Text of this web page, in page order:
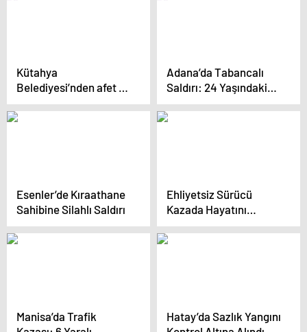
Kütahya
Belediyesi’nden afet ve
sıfır atık eğitimleri
Adana’da Tabancalı
Saldırı: 24 Yaşındaki
Mehmet Polat Hayatını
Kaybetti
Esenler’de Kıraathane
Sahibine Silahlı Saldırı
Ehliyetsiz Sürücü
Kazada Hayatını
Kaybetti, 3 Kişi
Yaralandı
Manisa’da Trafik
Hatay’da Sazlık Yangını